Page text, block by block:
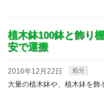
植木鉢100鉢と飾り
安で運搬
2016年12月22日 処分
大量の植木鉢や、植木鉢を飾